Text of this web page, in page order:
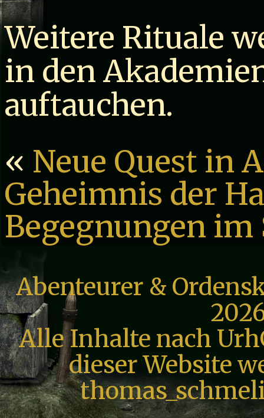
Weitere Rituale
in den
auftauchen.
« Neue Quest in
Geheimnis der
Begegnungen im
Abenteurer &
Alle Inhalte nach
dieser Website